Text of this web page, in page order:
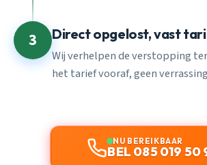
3 Direct opgelost, vast
Wij verhelpen de verstopping
het tarief vooraf, geen
NU BEREIKBAAR
BEL 085 019 50